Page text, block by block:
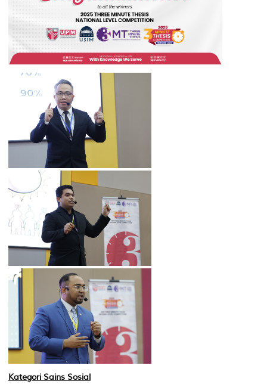
Kategori Sains Sosial